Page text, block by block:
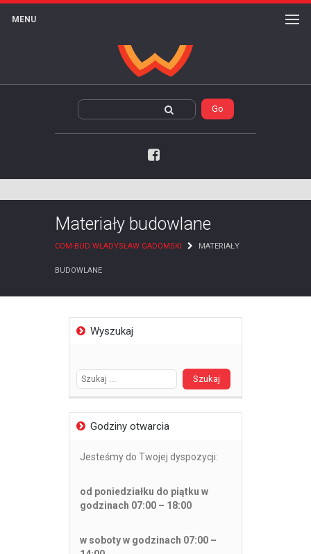
MENU
Materiały budowlane
COM-BUD WŁADYSŁAW GADOMSKI MATERIAŁY
BUDOWLANE
Wyszukaj
Godziny otwarcia
Jesteśmy do Twojej dyspozycji:
od poniedziałku do piątku w
godzinach 07:00 – 18:00
w soboty w godzinach 07:00 –